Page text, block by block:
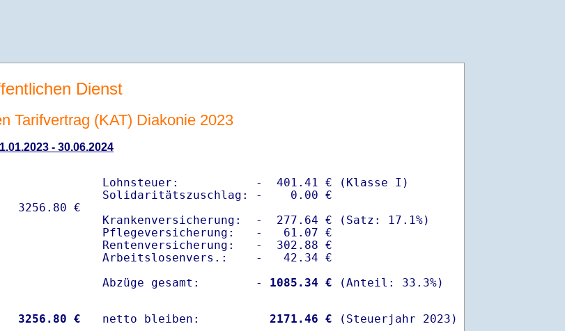
Dienst
Tarifvertrag (KAT) Diakonie 2023
- 30.06.2024
Lohnsteuer:           -  401.41 € (Klasse I)
Solidaritätszuschlag: -    0.00 €
Krankenversicherung:  -  277.64 € (Satz: 17.1%)
Pflegeversicherung:   -   61.07 €
Rentenversicherung:   -  302.88 €
Arbeitslosenvers.:    -   42.34 €
Abzüge gesamt:        -
1085.34 €
3256.80 € netto bleiben: 2171.46 € (Steuerjahr 2023)